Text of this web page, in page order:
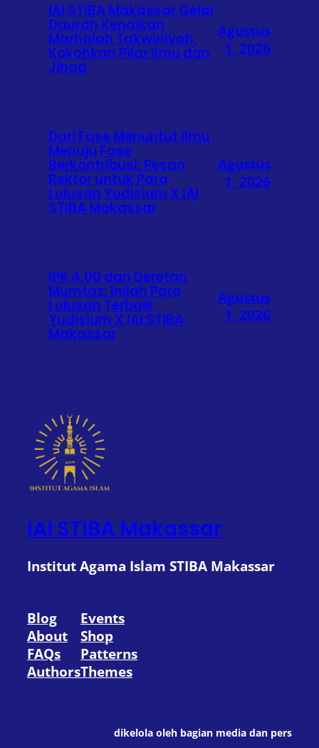
IAI STIBA Makassar Gelar
Daurah Kenaikan
Marhalah Takwiniyah,
Kokohkan Pilar Ilmu dan
Jihad
Agustus
1, 2026
Dari Fase Menuntut Ilmu
Menuju Fase
Berkontribusi: Pesan
Rektor untuk Para
Lulusan Yudisium X IAI
STIBA Makassar
Agustus
1, 2026
IPK 4,00 dan Deretan
Mumtaz: Inilah Para
Lulusan Terbaik
Yudisium X IAI STIBA
Makassar
Agustus
1, 2026
IAI STIBA Makassar
Institut Agama Islam STIBA Makassar
Blog
About
FAQs
Authors
Events
Shop
Patterns
Themes
dikelola oleh bagian media dan pers